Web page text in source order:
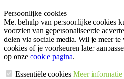
Persoonlijke cookies
Met behulp van persoonlijke cookies
voorzien van gepersonaliseerde
delen via sociale media. Wil je meer te
cookies of je voorkeuren later
op onze cookie pagina.
Essentiële cookies Meer informatie